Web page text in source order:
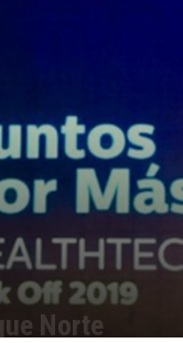
Norte